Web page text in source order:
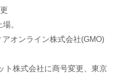
。
オンライン株式会社(GMO)
ト株式会社に商号変更、東京